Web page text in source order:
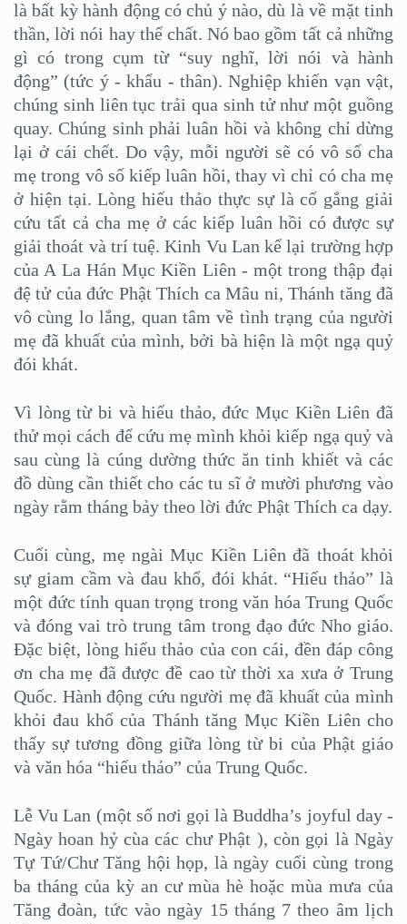
là bất kỳ hành động có chủ ý nào, dù là về mặt tinh
thần, lời nói hay thể chất. Nó bao gồm tất cả những
gì có trong cụm từ “suy nghĩ, lời nói và hành
động” (tức ý - khẩu - thân). Nghiệp khiến vạn vật,
chúng sinh liên tục trải qua sinh tử như một guồng
quay. Chúng sinh phải luân hồi và không chỉ dừng
lại ở cái chết. Do vậy, mỗi người sẽ có vô số cha
mẹ trong vô số kiếp luân hồi, thay vì chỉ có cha mẹ
ở hiện tại. Lòng hiếu thảo thực sự là cố gắng giải
cứu tất cả cha mẹ ở các kiếp luân hồi có được sự
giải thoát và trí tuệ. Kinh Vu Lan kể lại trường hợp
của A La Hán Mục Kiền Liên - một trong thập đại
đệ tử của đức Phật Thích ca Mâu ni, Thánh tăng đã
vô cùng lo lắng, quan tâm về tình trạng của người
mẹ đã khuất của mình, bởi bà hiện là một ngạ quỷ
đói khát.
Vì lòng từ bi và hiếu thảo, đức Mục Kiền Liên đã
thử mọi cách để cứu mẹ mình khỏi kiếp ngạ quỷ và
sau cùng là cúng dường thức ăn tinh khiết và các
đồ dùng cần thiết cho các tu sĩ ở mười phương vào
ngày rằm tháng bảy theo lời đức Phật Thích ca dạy.
Cuối cùng, mẹ ngài Mục Kiền Liên đã thoát khỏi
sự giam cầm và đau khổ, đói khát. “Hiếu thảo” là
một đức tính quan trọng trong văn hóa Trung Quốc
và đóng vai trò trung tâm trong đạo đức Nho giáo.
Đặc biệt, lòng hiếu thảo của con cái, đền đáp công
ơn cha mẹ đã được đề cao từ thời xa xưa ở Trung
Quốc. Hành động cứu người mẹ đã khuất của mình
khỏi đau khổ của Thánh tăng Mục Kiền Liên cho
thấy sự tương đồng giữa lòng từ bi của Phật giáo
và văn hóa “hiếu thảo” của Trung Quốc.
Lễ Vu Lan (một số nơi gọi là Buddha’s joyful day -
Ngày hoan hỷ cùa các chư Phật ), còn gọi là Ngày
Tự Tứ/Chư Tăng hội họp, là ngày cuối cùng trong
ba tháng của kỳ an cư mùa hè hoặc mùa mưa của
Tăng đoàn, tức vào ngày 15 tháng 7 theo âm lịch